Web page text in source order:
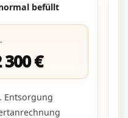
normal befüllt
300 €
Entsorgung